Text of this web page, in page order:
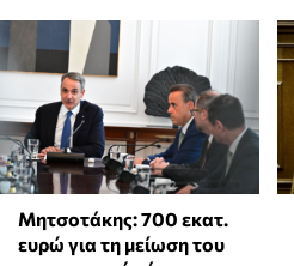
Μητσοτάκης: 700 εκατ.
ευρώ για τη μείωση του